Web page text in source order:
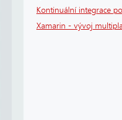
Kontinuální integrace
Xamarin - vývoj